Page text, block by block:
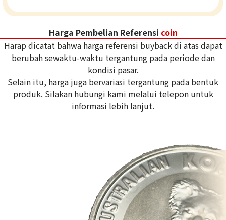
Harga Pembelian Referensi coin
Harap dicatat bahwa harga referensi buyback di atas dapat
berubah sewaktu-waktu tergantung pada periode dan
kondisi pasar.
Selain itu, harga juga bervariasi tergantung pada bentuk
produk. Silakan hubungi kami melalui telepon untuk
informasi lebih lanjut.